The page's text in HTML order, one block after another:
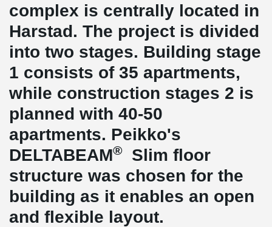
complex is centrally located in
Harstad. The project is divided
into two stages. Building stage
1 consists of 35 apartments,
while construction stages 2 is
planned with 40-50
apartments. Peikko's
DELTABEAM®
Slim floor
structure was chosen for the
building as it enables an open
and flexible layout.